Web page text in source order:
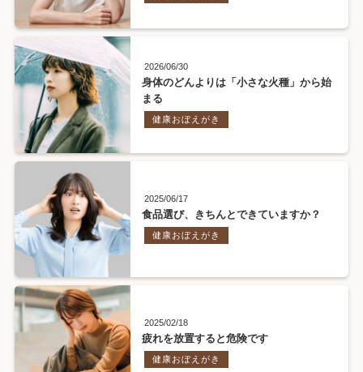
2026/06/30
身体のどんよりは「小さな火種」から始
まる
健康おぼえがき
2025/06/17
食品選び、きちんとできていますか？
健康おぼえがき
2025/02/18
疲れを放置すると危険です
健康おぼえがき